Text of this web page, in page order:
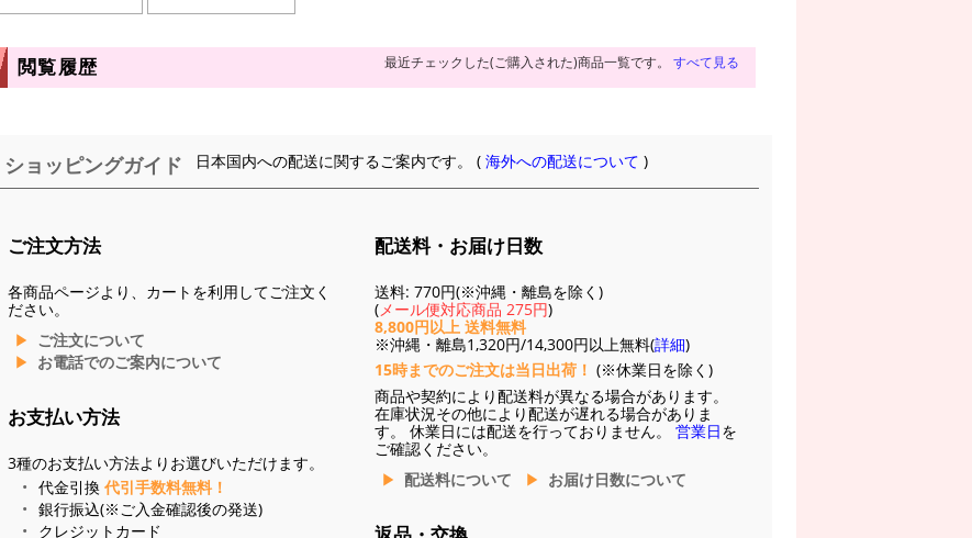
閲覧履歴 最近チェックした(ご購入された)商品一覧です。 すべて見る
ショッピングガイド 日本国内への配送に関するご案内です。 (海外への配送について )
ご注文方法
各商品ページより、カートを利用してご注文く
ださい。
ご注文について
お電話でのご案内について
お支払い方法
3種のお支払い方法よりお選びいただけます。
代金引換 代引手数料無料！
銀行振込(※ご入金確認後の発送)
クレジットカード
配送料・お届け日数
送料: 770円(※沖縄・離島を除く)
( メール便対応商品 275円)
8,800円以上 送料無料
※沖縄・離島1,320円/14,300円以上無料(詳細)
15時までのご注文は当日出荷！ (※休業日を除く)
商品や契約により配送料が異なる場合があります。
在庫状況その他により配送が遅れる場合がありま
す。 休業日には配送を行っておりません。 営業日を
ご確認ください。
配送料について
お届け日数について